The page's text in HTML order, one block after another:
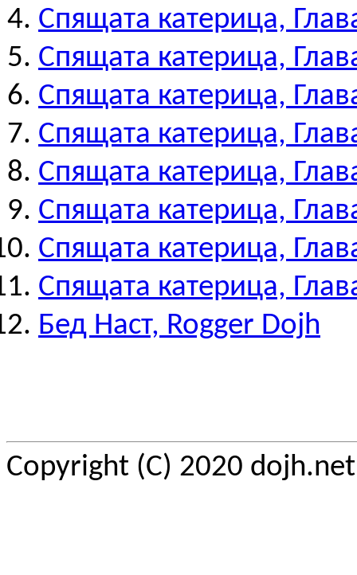
Спящата катерица,
Спящата катерица,
Спящата катерица,
Спящата катерица,
Спящата катерица,
Спящата катерица,
Спящата катерица,
Спящата катерица,
Бед Наст, Rogger Dojh
Copyright (C) 2020